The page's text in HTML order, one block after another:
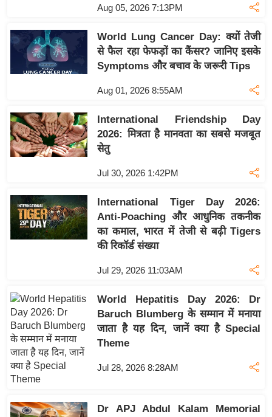
ब
ट
ल
क्रि
के
ट
P
L
2
0
क्रा
इ
म
ई
-
पे
र
Aug 05, 2026 7:13PM
World Lung Cancer Day: क्यों तेजी
से फैल रहा फेफड़ों का कैंसर? जानिए इसके
Symptoms और बचाव के जरूरी Tips
Aug 01, 2026 8:55AM
International Friendship Day
2026: मित्रता है मानवता का सबसे मजबूत
सेतु
Jul 30, 2026 1:42PM
International Tiger Day 2026:
Anti-Poaching और आधुनिक तकनीक
का कमाल, भारत में तेजी से बढ़ी Tigers
की रिकॉर्ड संख्या
Jul 29, 2026 11:03AM
World Hepatitis Day 2026: Dr
Baruch Blumberg के सम्मान में मनाया
जाता है यह दिन, जानें क्या है Special
Theme
Jul 28, 2026 8:28AM
Dr APJ Abdul Kalam Memorial